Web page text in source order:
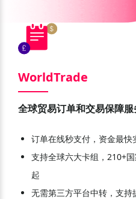
WorldTrade
全球贸易订单和交易保障服
订单在线秒支付，资金最快
支持全球六大卡组，210+
起
无需第三方平台中转，支持